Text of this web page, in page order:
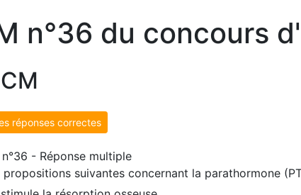
n°36 du concours
réponses correctes
- Réponse multiple
propositions suivantes concernant la parathormone